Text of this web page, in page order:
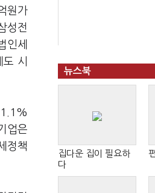
원가
성전
인세
시
업은
정책
뉴스북
집다운 집이 필요하
다